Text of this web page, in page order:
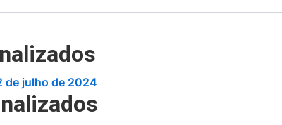
de julho de 2024